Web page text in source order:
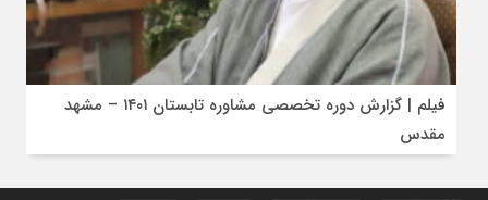
فیلم | گزارش دوره تخصصی مشاوره تابستان ۱۴۰۱ – مشهد
مقدس